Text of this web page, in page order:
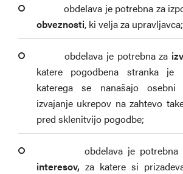
obdelava je potrebna za
obveznosti, ki velja za upravljavca;
­ obdelava je potrebna za
katere pogodbena stranka je
katerega se nanašajo
izvajanje ukrepov na zahtevo
pred sklenitvijo pogodbe;
obdelava je potrebna
interesov, za katere si